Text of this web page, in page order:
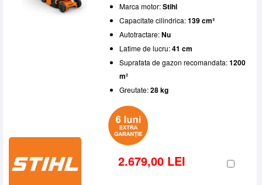
Marca motor:Stihl
Capacitate cilindrica:139 cm³
Autotractare:Nu
Latime de lucru:41 cm
Suprafata de gazon recomandata:1200
m²
Greutate:28 kg
2.679,00 LEI